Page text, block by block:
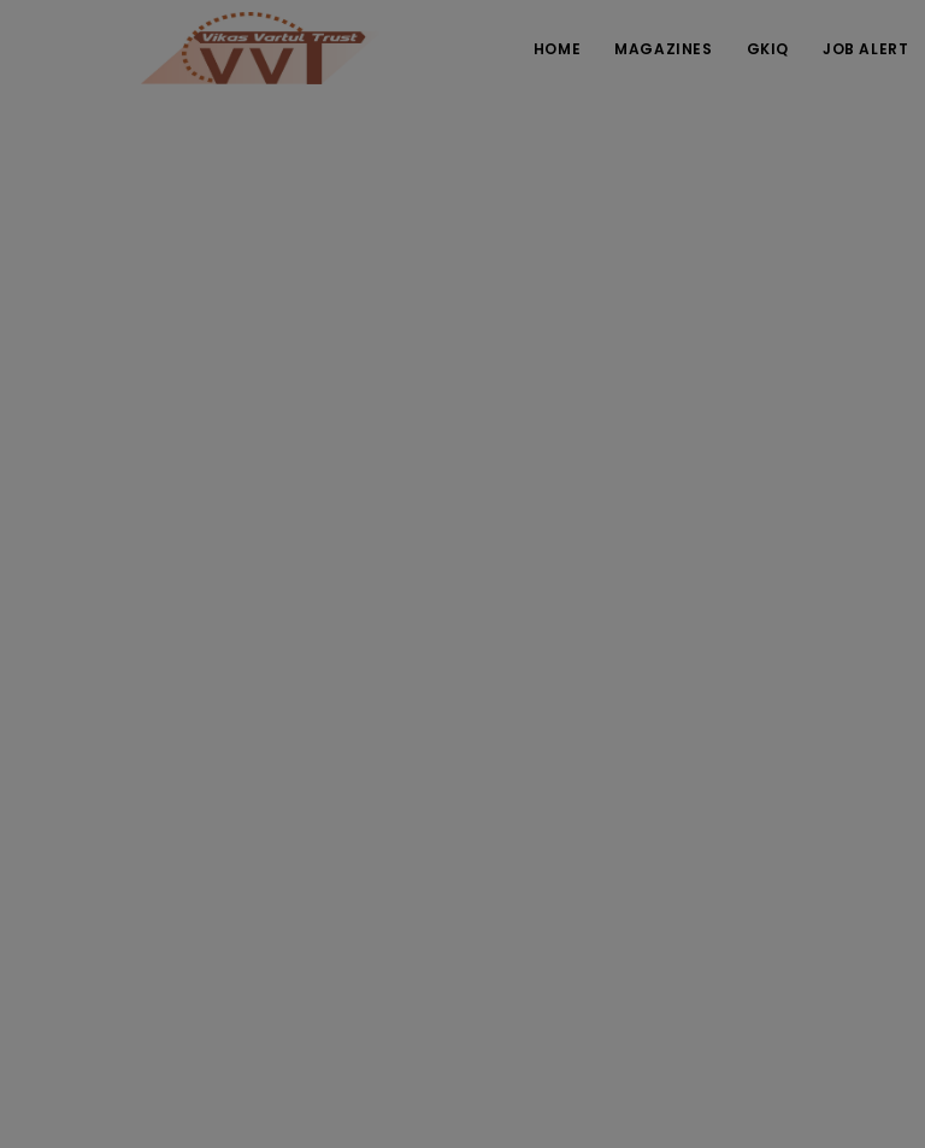
HOME MAGAZINES GKIQ JOB ALERT